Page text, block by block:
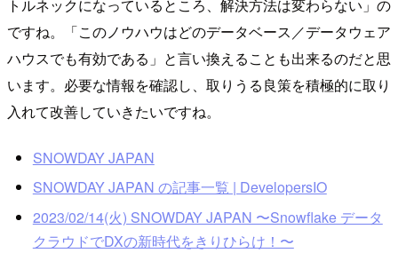
トルネックになっているところ、解決方法は変わらない」の
ですね。「このノウハウはどのデータベース／データウェア
ハウスでも有効である」と言い換えることも出来るのだと思
います。必要な情報を確認し、取りうる良策を積極的に取り
入れて改善していきたいですね。
SNOWDAY JAPAN
SNOWDAY JAPAN の記事一覧 | DevelopersIO
2023/02/14(火) SNOWDAY JAPAN 〜Snowflake データ
クラウドでDXの新時代をきりひらけ！〜